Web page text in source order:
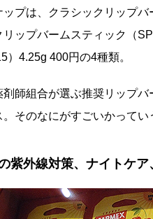
ップは、クラシックリップ
リップバームスティック（
）4.25g 400円の4種類。
剤師組合が選ぶ推奨リップ
。そのなにがすごいかって
紫外線対策、ナイトケア